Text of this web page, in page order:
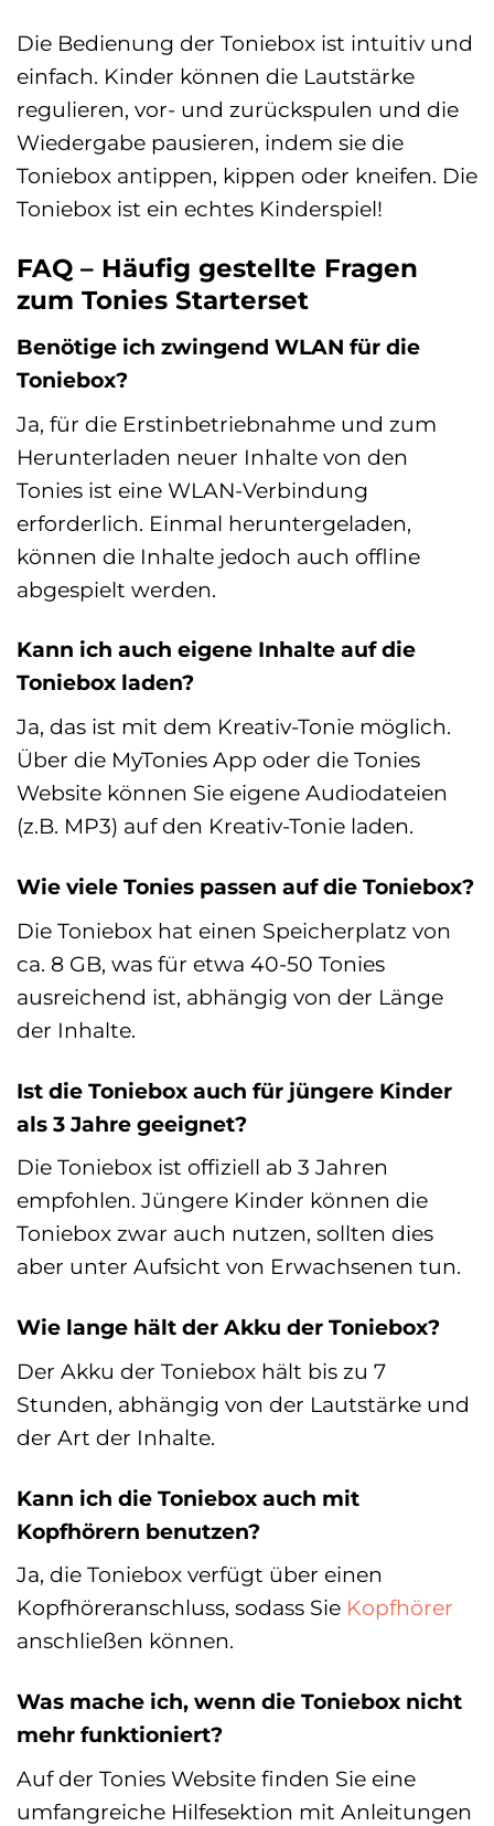
Die Bedienung der Toniebox ist intuitiv und
einfach. Kinder können die Lautstärke
regulieren, vor- und zurückspulen und die
Wiedergabe pausieren, indem sie die
Toniebox antippen, kippen oder kneifen. Die
Toniebox ist ein echtes Kinderspiel!
FAQ – Häufig gestellte Fragen
zum Tonies Starterset
Benötige ich zwingend WLAN für die
Toniebox?
Ja, für die Erstinbetriebnahme und zum
Herunterladen neuer Inhalte von den
Tonies ist eine WLAN-Verbindung
erforderlich. Einmal heruntergeladen,
können die Inhalte jedoch auch offline
abgespielt werden.
Kann ich auch eigene Inhalte auf die
Toniebox laden?
Ja, das ist mit dem Kreativ-Tonie möglich.
Über die MyTonies App oder die Tonies
Website können Sie eigene Audiodateien
(z.B. MP3) auf den Kreativ-Tonie laden.
Wie viele Tonies passen auf die Toniebox?
Die Toniebox hat einen Speicherplatz von
ca. 8 GB, was für etwa 40-50 Tonies
ausreichend ist, abhängig von der Länge
der Inhalte.
Ist die Toniebox auch für jüngere Kinder
als 3 Jahre geeignet?
Die Toniebox ist offiziell ab 3 Jahren
empfohlen. Jüngere Kinder können die
Toniebox zwar auch nutzen, sollten dies
aber unter Aufsicht von Erwachsenen tun.
Wie lange hält der Akku der Toniebox?
Der Akku der Toniebox hält bis zu 7
Stunden, abhängig von der Lautstärke und
der Art der Inhalte.
Kann ich die Toniebox auch mit
Kopfhörern benutzen?
Ja, die Toniebox verfügt über einen
Kopfhöreranschluss, sodass Sie Kopfhörer
anschließen können.
Was mache ich, wenn die Toniebox nicht
mehr funktioniert?
Auf der Tonies Website finden Sie eine
umfangreiche Hilfesektion mit Anleitungen